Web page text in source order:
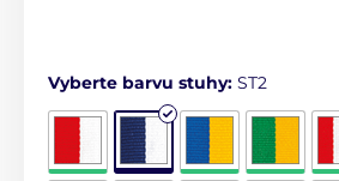
Vyberte barvu stuhy: ST2